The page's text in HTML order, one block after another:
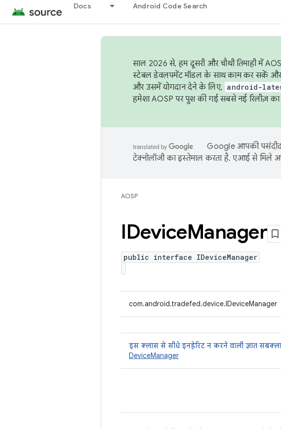
Docs Android Code Search
साल 2026 से, हम दूसरी और चौथी तिमाही में
स्टेबल डेवलपमेंट मॉडल के साथ काम कर सकें और
और उसमें योगदान देने के लिए, android-
हमेशा AOSP पर पुश की गई सबसे नई रिलीज़
Google आपकी
टेक्नोलॉजी का इस्तेमाल करता है. एआई से मिले
AOSP
IDeviceManager
public interface IDeviceManager
com.android.tradefed.device.IDeviceManager
इस क्लास से सीधे इनहेरिट न करने वाली ज्ञात
DeviceManager